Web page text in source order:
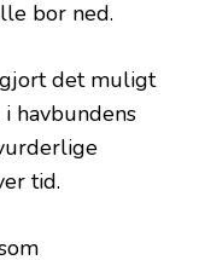
bor ned.
det muligt
havbundens
tid.